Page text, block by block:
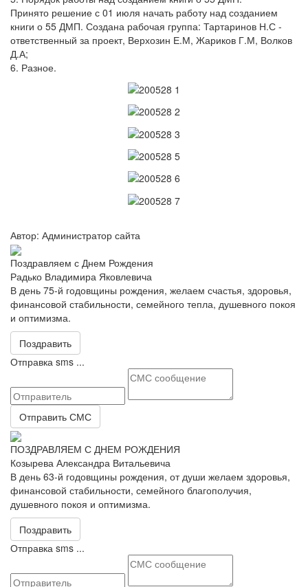
Принято решение с 01 июля начать работу над созданием
книги о 55 ДМП. Создана рабочая группа: Тартаринов Н.С -
ответственный за проект, Верхозин Е.М, Жариков Г.М, Волков
Д.А;
6. Разное.
Автор: Администратор сайта
Поздравляем с Днем Рождения
Радько Владимира Яковлевича
В день 75-й годовщины рождения, желаем счастья, здоровья,
финансовой стабильности, семейного тепла, душевного покоя
и оптимизма.
Поздравить
Отправка sms ...
Отправить СМС
ПОЗДРАВЛЯЕМ С ДНЕМ РОЖДЕНИЯ
Козырева Александра Витальевича
В день 63-й годовщины рождения, от души желаем здоровья,
финансовой стабильности, семейного благополучия,
душевного покоя и оптимизма.
Поздравить
Отправка sms ...